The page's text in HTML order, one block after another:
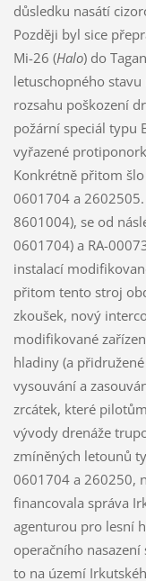
důsledku nasátí
Později byl sice
Mi-26 (Halo) do
letuschopného
rozsahu poškození
požární speciál typu
vyřazené
Konkrétně přitom
0601704 a
8601004), se od
0601704) a RA-
instalací
přitom tento stroj
zkoušek, nový
modifikované
hladiny (a
vysouvání a
zrcátek, které
vývody drenáže
zmíněných letounů
0601704 a 260250,
financovala správa
agenturou pro lesní
operačního
to na území